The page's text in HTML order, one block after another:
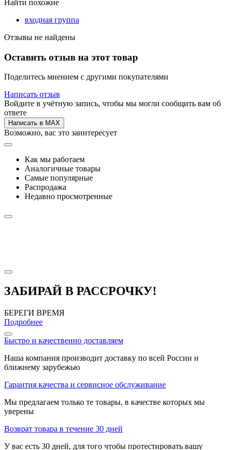
Найти похожие
входная группа
Отзывы не найдены
Оставить отзыв на этот товар
Поделитесь мнением с другими покупателями
Написать отзыв
Войдите в учётную запись, чтобы мы могли сообщить вам об
ответе
Написать в MAX
Возможно, вас это заинтересует
Как мы работаем
Аналогичные товары
Самые популярные
Распродажа
Недавно просмотренные
ЗАБИРАЙ В РАССРОЧКУ!
БЕРЕГИ ВРЕМЯ
Подробнее
Быстро и качественно доставляем
Наша компания производит доставку по всей России и
ближнему зарубежью
Гарантия качества и сервисное обслуживание
Мы предлагаем только те товары, в качестве которых мы
уверены
Возврат товара в течение 30 дней
У вас есть 30 дней, для того чтобы протестировать вашу